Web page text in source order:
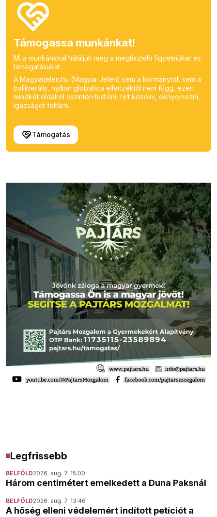
Támogassa munkánkat!
Mi a munkánkkal háláljuk meg a megtisztelő figyelmüket és
támogatásukat.
A Magyarjelen.hu (Magyar Jelen) sem a kormánytól, sem a
balliberális, nyíltan globalista ellenzéktől nem függ, ezért
mindkét oldalról őszintén tud írni, hírt közölni, oknyomozni,
igazságot feltárni.
Támogatás
Legfrissebb
BELFÖLD2026. aug. 7. 15:00
Három centimétert emelkedett a Duna Paksnál
BELFÖLD2026. aug. 7. 13:46
A hőség elleni védelemért indított petíciót a